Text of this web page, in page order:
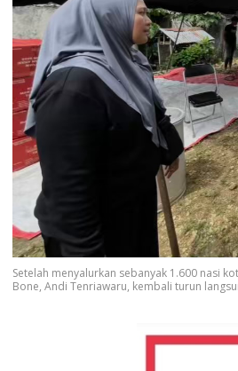
Setelah menyalurkan sebanyak 1.600 nasi
Bone, Andi Tenriawaru, kembali turun